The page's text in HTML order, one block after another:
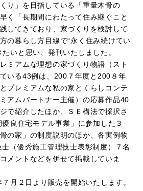
り」を目指している「重量木骨の
く「長期間にわたって住み継ぐこと
してきており、家づくりを検討して
の暮らし方目線で“永く住み続けてい
いと思い、発刊いたしました。
ミアムな理想の家づくり物語（スト
いる43例は、200７年度と200８年
プレミアムな私の家とくらしコンテ
アムパートナー主催）の応募作品40
で紹介したほか、ＳＥ構法で採択さ
良住宅モデル事業」に参加した３
の家」の制度説明のほか、各実例物
（優秀施工管理技士表彰制度）７名
メントなどを併せて掲載していま
月２日より販売を開始いたします。